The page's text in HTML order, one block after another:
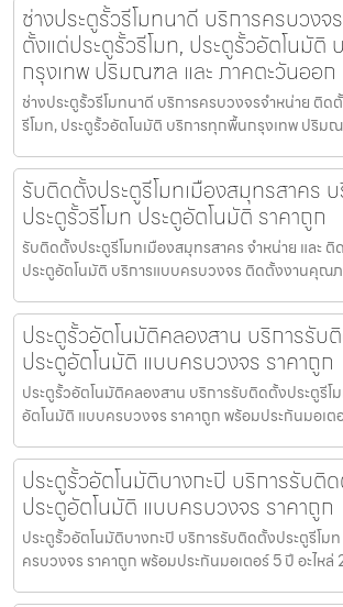
ช่างประตูรั้วรีโมทนาดี บริการครบวง
ตั้งแต่ประตูรั้วรีโมท, ประตูรั้วอัตโนมัติ
กรุงเทพ ปริมณฑล และ ภาคตะวันออก
ช่างประตูรั้วรีโมทนาดี บริการครบวงจรจำหน่าย ติด
รีโมท, ประตูรั้วอัตโนมัติ บริการทุกพื้นกรุงเทพ ปริม
รับติดตั้งประตูรีโมทเมืองสมุทรสาคร
ประตูรั้วรีโมท ประตูอัตโนมัติ ราคาถูก
รับติดตั้งประตูรีโมทเมืองสมุทรสาคร จำหน่าย และ ติ
ประตูอัตโนมัติ บริการแบบครบวงจร ติดตั้งงานคุณ
ประตูรั้วอัตโนมัติคลองสาน บริการรับ
ประตูอัตโนมัติ แบบครบวงจร ราคาถูก
ประตูรั้วอัตโนมัติคลองสาน บริการรับติดตั้งประตูรีโ
อัตโนมัติ แบบครบวงจร ราคาถูก พร้อมประกันมอเต
ประตูรั้วอัตโนมัติบางกะปิ บริการรับติ
ประตูอัตโนมัติ แบบครบวงจร ราคาถูก
ประตูรั้วอัตโนมัติบางกะปิ บริการรับติดตั้งประตูรีโม
ครบวงจร ราคาถูก พร้อมประกันมอเตอร์ 5 ปี อะไหล่